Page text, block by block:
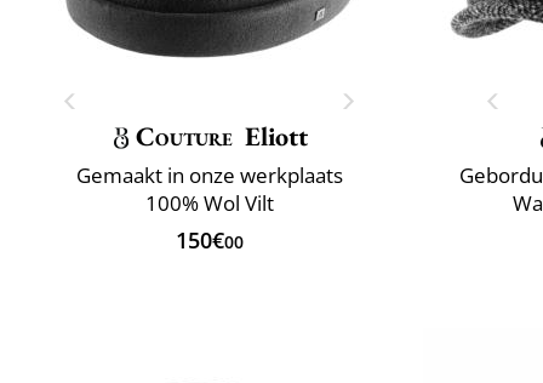
Couture Eliott
Gemaakt in onze werkplaats
100% Wol Vilt
150€00